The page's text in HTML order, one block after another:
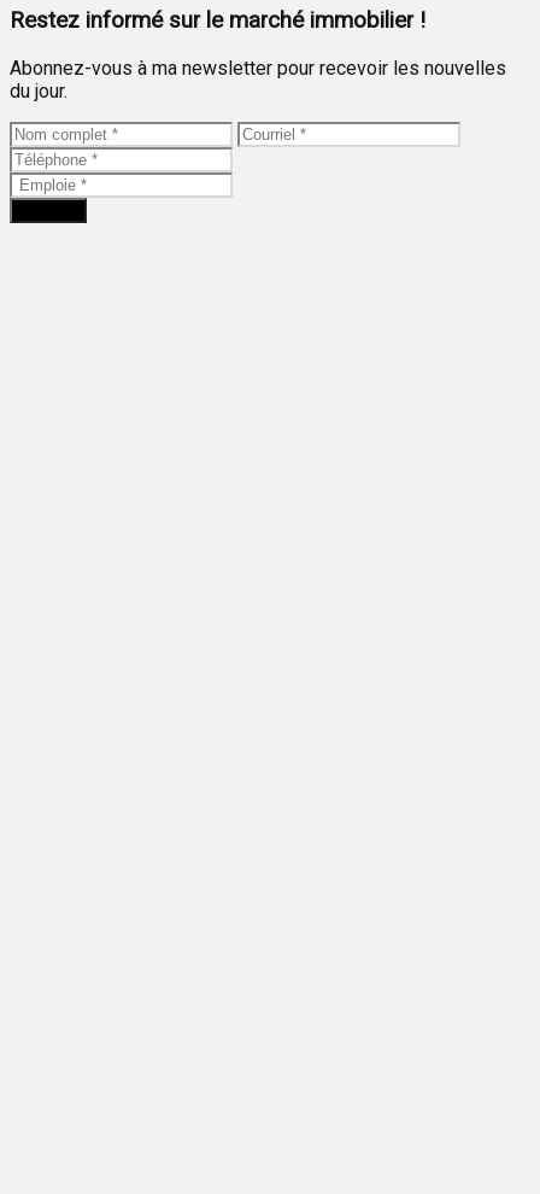
Restez informé sur le marché immobilier !
Abonnez-vous à ma newsletter pour recevoir les nouvelles
du jour.